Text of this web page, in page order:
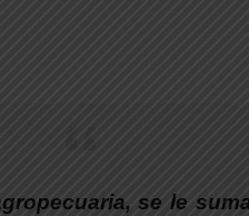
se le